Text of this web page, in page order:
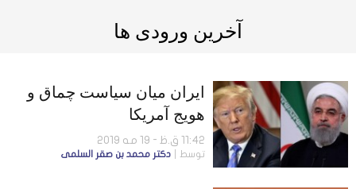
آخرین ورودی ها
ایران میان سیاست چماق و
هویج آمریکا
11:42 ق.ظ - 19 مه 2019
توسط دكتر محمد بن صقر السلمى